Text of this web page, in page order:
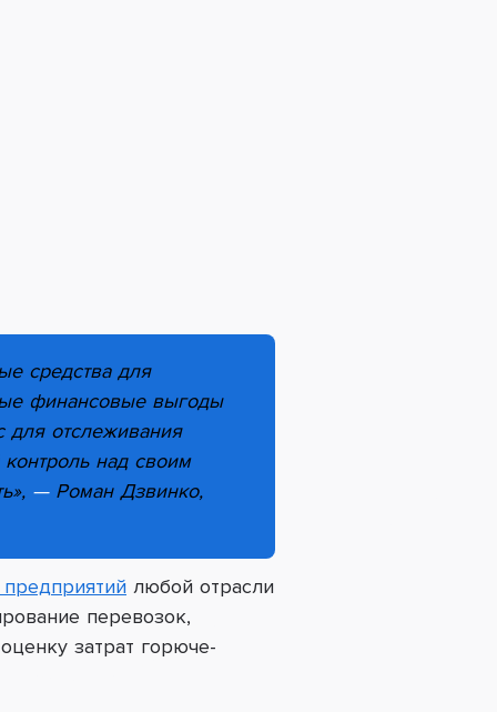
средства для
финансовые выгоды
для отслеживания
над своим
— Роман Дзвинко,
любой отрасли
перевозок,
затрат горюче-